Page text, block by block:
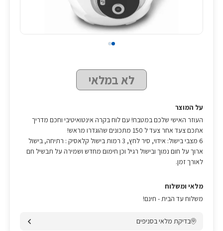
לא במלאי
על המוצר
העוזר האישי שלכם במטבח! עם לוח בקרה אינטואיטיבי וחכם מדריך
אתכם צעד אחר צעד ל 150 מתכונים שהוגדרו מראש!
6 מצבי בישול: אידוי, סיר לחץ, 3 רמות בישול קלאסיק : רתיחה, בישול
ארוך על חום נמוך ובישול רגיל וכן חימום מחדש ושמירה על תבשיל חם
לאורך זמן.
מלאי ומשלוח
משלוח עד הבית - חינם!
בדיקת מלאי בסניפים